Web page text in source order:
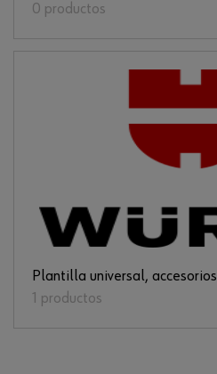
0 productos
Plantilla universal, accesorios
1 productos